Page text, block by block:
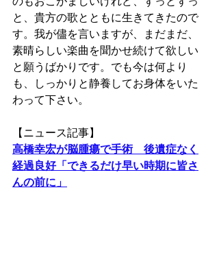
と、貴方の歌とともに生きてきたので
す。我が儘を言いますが、まだまだ、
素晴らしい楽曲を聞かせ続けて欲しい
と願うばかりです。でも今は何より
も、しっかりと静養してお身体をいた
わって下さい。
【ニュース記事】
高橋幸宏が脳腫瘍で手術　後遺症なく
経過良好「できるだけ早い時期に皆さ
んの前に」